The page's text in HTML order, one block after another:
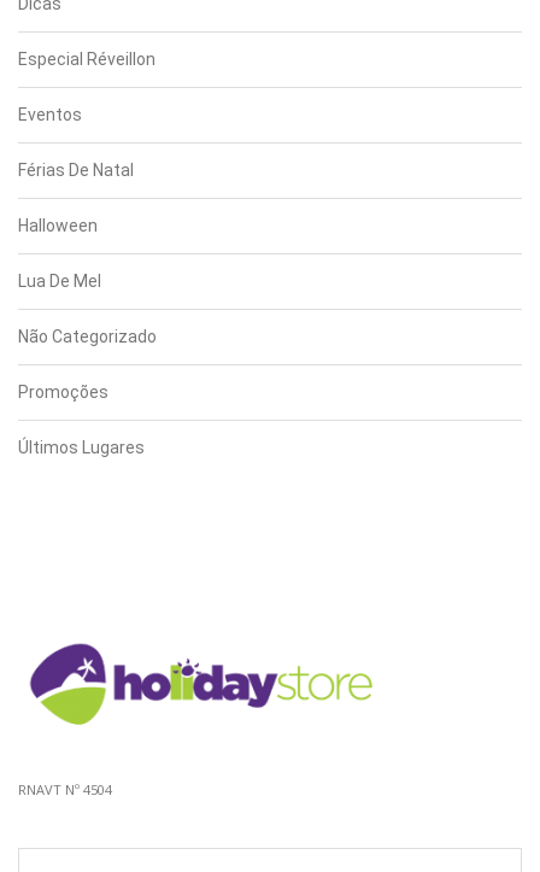
Dicas
Especial Réveillon
Eventos
Férias De Natal
Halloween
Lua De Mel
Não Categorizado
Promoções
Últimos Lugares
RNAVT Nº 4504